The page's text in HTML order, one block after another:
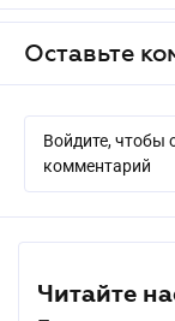
Оставьте
Войдите, чтобы
комментарий
Читайте